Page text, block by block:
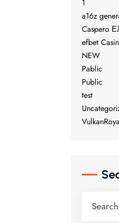
1
a16z
Caspero
efbet
NEW
Pablic
Public
test